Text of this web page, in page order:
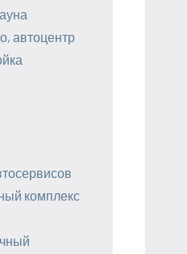
автоцентр
комплекс